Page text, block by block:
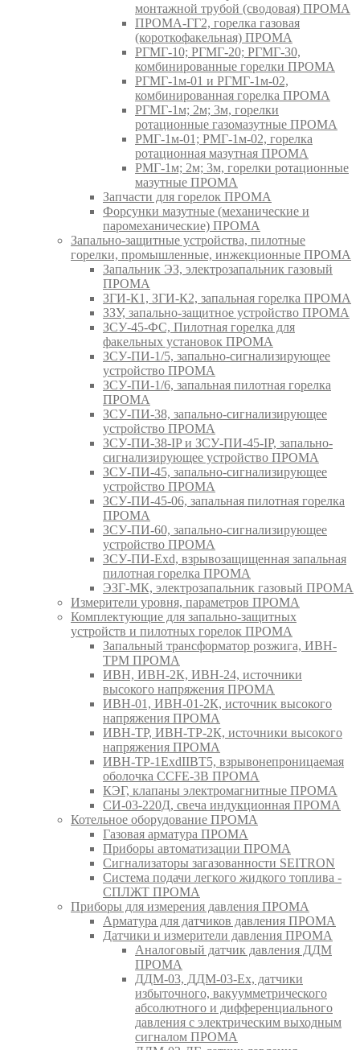
монтажной трубой (сводовая) ПРОМА
ПРОМА-ГГ2, горелка газовая
(короткофакельная) ПРОМА
РГМГ-10; РГМГ-20; РГМГ-30,
комбинированные горелки ПРОМА
РГМГ-1м-01 и РГМГ-1м-02,
комбинированная горелка ПРОМА
РГМГ-1м; 2м; 3м, горелки
ротационные газомазутные ПРОМА
РМГ-1м-01; РМГ-1м-02, горелка
ротационная мазутная ПРОМА
РМГ-1м; 2м; 3м, горелки ротационные
мазутные ПРОМА
Запчасти для горелок ПРОМА
Форсунки мазутные (механические и
паромеханические) ПРОМА
Запально-защитные устройства, пилотные
горелки, промышленные, инжекционные ПРОМА
Запальник ЭЗ, электрозапальник газовый
ПРОМА
ЗГИ-К1, ЗГИ-К2, запальная горелка ПРОМА
ЗЗУ, запально-защитное устройство ПРОМА
ЗСУ-45-ФС, Пилотная горелка для
факельных установок ПРОМА
ЗСУ-ПИ-1/5, запально-сигнализирующее
устройство ПРОМА
ЗСУ-ПИ-1/6, запальная пилотная горелка
ПРОМА
ЗСУ-ПИ-38, запально-сигнализирующее
устройство ПРОМА
ЗСУ-ПИ-38-IP и ЗСУ-ПИ-45-IP, запально-
сигнализирующее устройство ПРОМА
ЗСУ-ПИ-45, запально-сигнализирующее
устройство ПРОМА
ЗСУ-ПИ-45-06, запальная пилотная горелка
ПРОМА
ЗСУ-ПИ-60, запально-сигнализирующее
устройство ПРОМА
ЗСУ-ПИ-Exd, взрывозащищенная запальная
пилотная горелка ПРОМА
ЭЗГ-МК, электрозапальник газовый ПРОМА
Измерители уровня, параметров ПРОМА
Комплектующие для запально-защитных
устройств и пилотных горелок ПРОМА
Запальный трансформатор розжига, ИВН-
ТРМ ПРОМА
ИВН, ИВН-2К, ИВН-24, источники
высокого напряжения ПРОМА
ИВН-01, ИВН-01-2К, источник высокого
напряжения ПРОМА
ИВН-ТР, ИВН-ТР-2К, источники высокого
напряжения ПРОМА
ИВН-ТР-1ExdIIBT5, взрывонепроницаемая
оболочка CCFE-3B ПРОМА
КЭГ, клапаны электромагнитные ПРОМА
СИ-03-220Д, свеча индукционная ПРОМА
Котельное оборудование ПРОМА
Газовая арматура ПРОМА
Приборы автоматизации ПРОМА
Сигнализаторы загазованности SEITRON
Система подачи легкого жидкого топлива -
СПЛЖТ ПРОМА
Приборы для измерения давления ПРОМА
Арматура для датчиков давления ПРОМА
Датчики и измерители давления ПРОМА
Аналоговый датчик давления ДДМ
ПРОМА
ДДМ-03, ДДМ-03-Ех, датчики
избыточного, вакуумметрического
абсолютного и дифференциального
давления с электрическим выходным
сигналом ПРОМА